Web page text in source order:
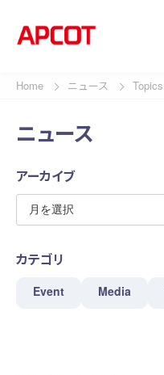
Home ニュース Topics
ニュース
アーカイブ
カテゴリ
Event Media